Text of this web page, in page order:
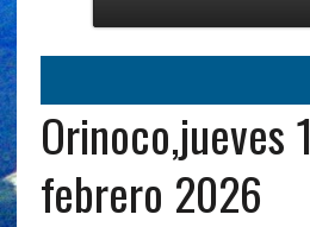
Orinoco,jueves
febrero 2026